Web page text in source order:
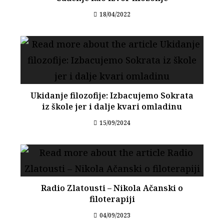
18/04/2022
Ukidanje filozofije: Izbacujemo Sokrata
iz škole jer i dalje kvari omladinu
15/09/2024
Radio Zlatousti – Nikola Ačanski o
filoterapiji
04/09/2023